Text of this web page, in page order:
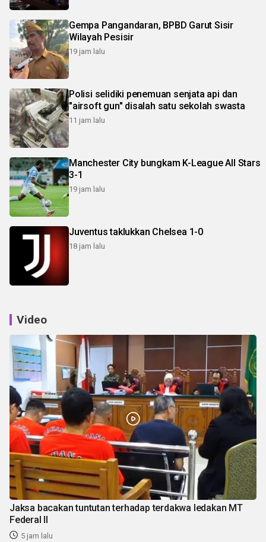
Gempa Pangandaran, BPBD Garut Sisir
Wilayah Pesisir
19 jam lalu
Polisi selidiki penemuan senjata api dan
"airsoft gun" disalah satu sekolah swasta
11 jam lalu
Manchester City bungkam K-League All Stars
3-1
19 jam lalu
Juventus taklukkan Chelsea 1-0
18 jam lalu
Video
Jaksa bacakan tuntutan terhadap terdakwa ledakan MT
Federal II
5 jam lalu